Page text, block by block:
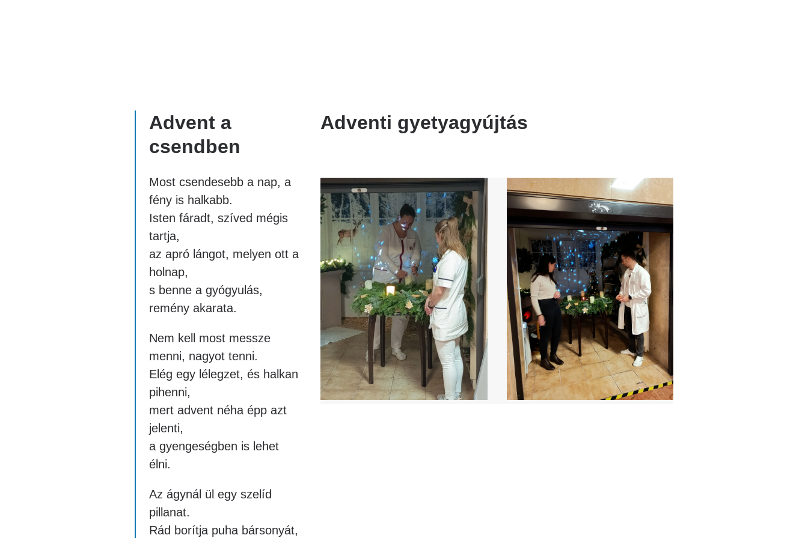
Adventi gyetyagyújtás
Image Image
Advent a
csendben
Most csendesebb a nap, a
fény is halkabb.
Isten fáradt, szíved mégis
tartja,
az apró lángot, melyen ott a
holnap,
s benne a gyógyulás,
remény akarata.
Nem kell most messze
menni, nagyot tenni.
Elég egy lélegzet, és halkan
pihenni,
mert advent néha épp azt
jelenti,
a gyengeségben is lehet
élni.
Az ágynál ül egy szelíd
pillanat.
Rád borítja puha bársonyát,